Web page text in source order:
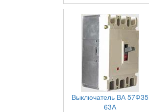
Выключатель ВА 57Ф35
63А